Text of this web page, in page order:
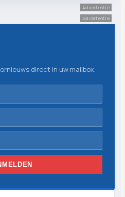
Advertentie
Advertentie
direct in uw mailbox.